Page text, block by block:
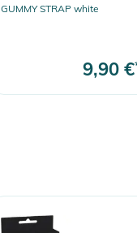
GUMMY STRAP white
9,90 €